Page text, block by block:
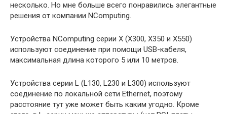
несколько. Но мне больше всего понравились элегантные
решения от компании NComputing.
Устройства NComputing серии X (Х300, Х350 и Х550)
используют соединение при помощи USB-кабеля,
максимальная длина которого 5 или 10 метров.
Устройства серии L (L130, L230 и L300) используют
соединение по локальной сети Ethernet, поэтому
расстояние тут уже может быть каким угодно. Кроме